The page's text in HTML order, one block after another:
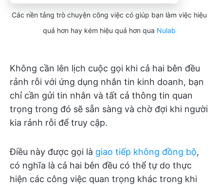
Các nền tảng trò chuyện công việc có giúp bạn làm việc hiệu
quả hơn hay kém hiệu quả hơn qua Nulab
Không cần lên lịch cuộc gọi khi cả hai bên đều
rảnh rỗi với ứng dụng nhắn tin kinh doanh, bạn
chỉ cần gửi tin nhắn và tất cả thông tin quan
trọng trong đó sẽ sẵn sàng và chờ đợi khi người
kia rảnh rỗi để truy cập.
Điều này được gọi là giao tiếp không đồng bộ,
có nghĩa là cả hai bên đều có thể tự do thực
hiện các công việc quan trọng khác trong khi